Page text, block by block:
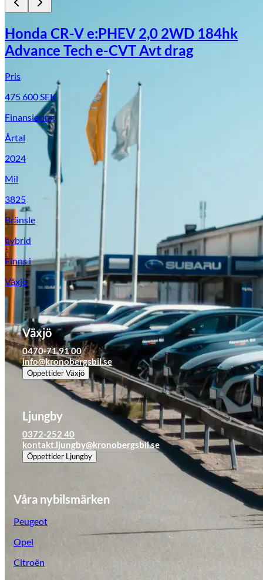
Suzuki
Leapmotor
Tillbehör & reservdelar
Honda CR-V e:PHEV 2,0 2WD 184hk
Advance Tech e-CVT Avt drag
Pris
475 600SEK
Finansiering
Årtal
2024
Mil
3825
Bränsle
hybrid
Finns i
Växjö
Växjö
0470-71 91 00
info@kronobergsbil.se
ÖppettiderVäxjö
Ljungby
0372-252 40
kontakt.ljungby@kronobergsbil.se
Öppettider Ljungby
Våra nybilsmärken
Peugeot
Opel
Citroën